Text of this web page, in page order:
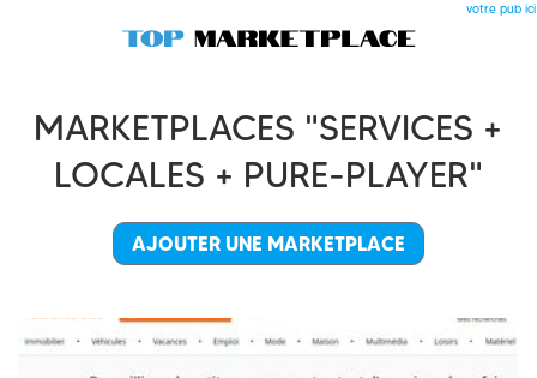
votre pub ici
MARKETPLACES "SERVICES +
LOCALES + PURE-PLAYER"
AJOUTER UNE MARKETPLACE